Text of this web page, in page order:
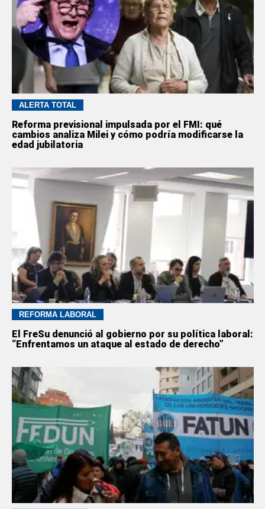
ALERTA TOTAL
Reforma previsional impulsada por el FMI: qué
cambios analiza Milei y cómo podría modificarse la
edad jubilatoria
REFORMA LABORAL
El FreSu denunció al gobierno por su política laboral:
“Enfrentamos un ataque al estado de derecho”